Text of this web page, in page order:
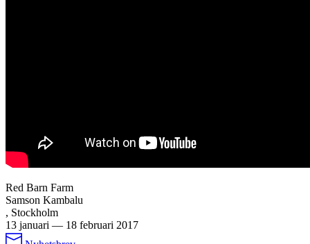
Red Barn Farm
Samson Kambalu
, Stockholm
13 januari — 18 februari 2017